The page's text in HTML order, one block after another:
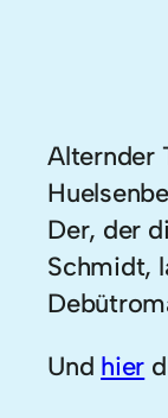
Alternder
Der, der
Schmidt,
Und hier